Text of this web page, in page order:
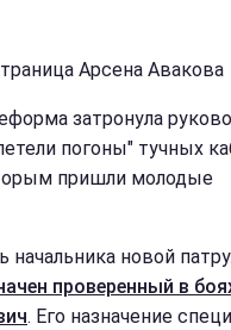
Арсена Авакова
затронула
погоны" тучных
пришли молодые
начальника новой
проверенный в
. Его назначение